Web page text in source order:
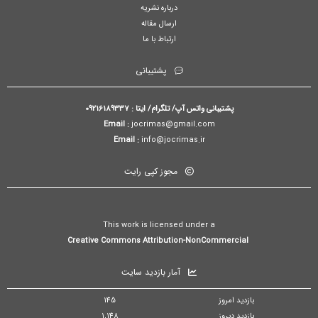
درباره نشریه
ارسال مقاله
ارتباط با ما
پشتیبانی
پشتیبانی واتس آپ/ تلگرام/ ایتا : 09216189337
Email :jocrimas@gmail.com
Email :info@jocrimas.ir
مجوز کپی رایت
This work is licensed under a
آمار بازدید سایت
بازدید امروز
145